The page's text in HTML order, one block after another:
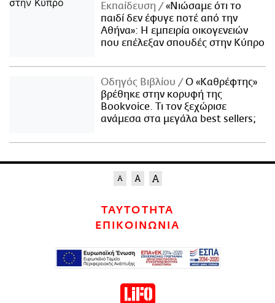
Εκπαίδευση
«Νιώσαμε ότι το
παιδί δεν έφυγε ποτέ από την
Αθήνα»: Η εμπειρία οικογενειών
που επέλεξαν σπουδές στην Κύπρο
Οδηγός Βιβλίου
Ο «Καθρέφτης»
βρέθηκε στην κορυφή της
Bookvoice. Τι τον ξεχώρισε
ανάμεσα στα μεγάλα best sellers;
ΤΑΥΤΟΤΗΤΑ
ΕΠΙΚΟΙΝΩΝΙΑ